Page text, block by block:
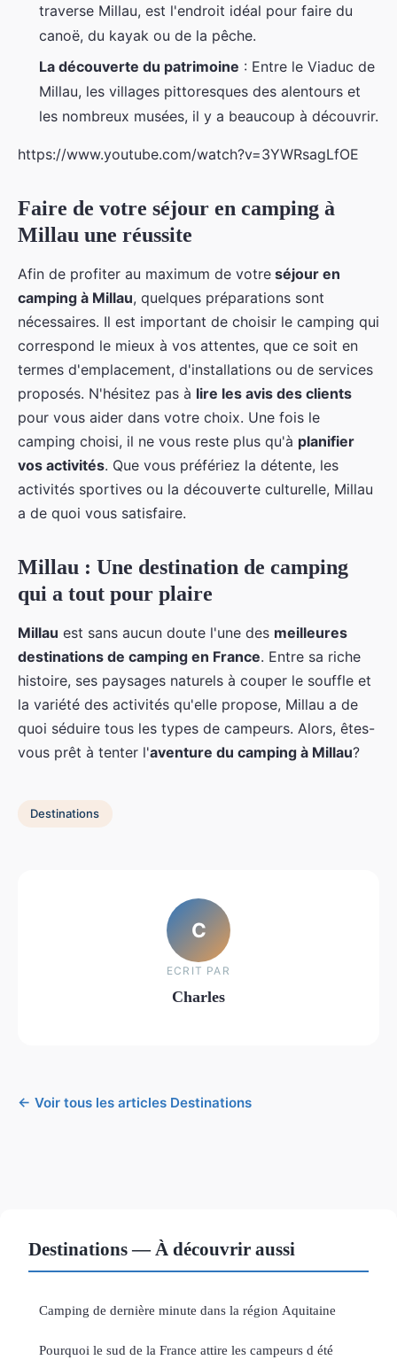
traverse Millau, est l'endroit idéal pour faire du
canoë, du kayak ou de la pêche.
La découverte du patrimoine : Entre le Viaduc de
Millau, les villages pittoresques des alentours et
les nombreux musées, il y a beaucoup à découvrir.
https://www.youtube.com/watch?v=3YWRsagLfOE
Faire de votre séjour en camping à
Millau une réussite
Afin de profiter au maximum de votre séjour en
camping à Millau, quelques préparations sont
nécessaires. Il est important de choisir le camping qui
correspond le mieux à vos attentes, que ce soit en
termes d'emplacement, d'installations ou de services
proposés. N'hésitez pas à lire les avis des clients
pour vous aider dans votre choix. Une fois le
camping choisi, il ne vous reste plus qu'à planifier
vos activités. Que vous préfériez la détente, les
activités sportives ou la découverte culturelle, Millau
a de quoi vous satisfaire.
Millau : Une destination de camping
qui a tout pour plaire
Millau est sans aucun doute l'une des meilleures
destinations de camping en France. Entre sa riche
histoire, ses paysages naturels à couper le souffle et
la variété des activités qu'elle propose, Millau a de
quoi séduire tous les types de campeurs. Alors, êtes-
vous prêt à tenter l'aventure du camping à Millau?
Destinations
C
ECRIT PAR
Charles
← Voir tous les articles Destinations
Destinations — À découvrir aussi
Camping de dernière minute dans la région Aquitaine
Pourquoi le sud de la France attire les campeurs d été